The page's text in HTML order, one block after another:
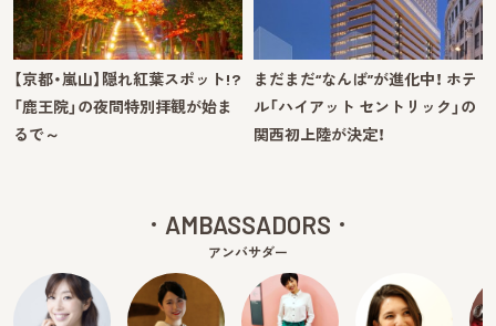
【京都・嵐山】隠れ紅葉スポット!?
「鹿王院」の夜間特別拝観が始ま
るで～
まだまだ“なんば”が進化中！ ホテ
ル「ハイアット セントリック」の
関西初上陸が決定！
AMBASSADORS
アンバサダー